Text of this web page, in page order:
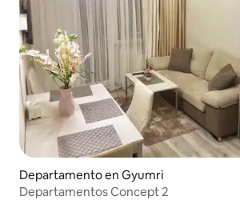
Departamento en Gyumri
Departamentos Concept 2